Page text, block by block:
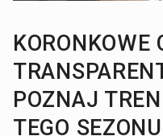
KORONKOWE
POZNAJ
TEGO